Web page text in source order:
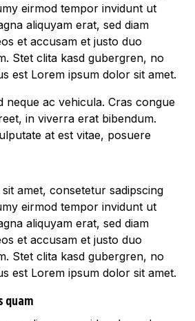
eirmod tempor invidunt ut
aliquyam erat, sed diam
et accusam et justo duo
Stet clita kasd gubergren, no
est Lorem ipsum dolor sit amet.
neque ac vehicula. Cras congue
in viverra erat bibendum.
at est vitae, posuere
amet, consetetur sadipscing
eirmod tempor invidunt ut
aliquyam erat, sed diam
et accusam et justo duo
Stet clita kasd gubergren, no
est Lorem ipsum dolor sit amet.
quam